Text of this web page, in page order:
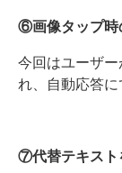
⑥画像タップ時
今回はユーザ
れ、自動応答に
⑦代替テキスト